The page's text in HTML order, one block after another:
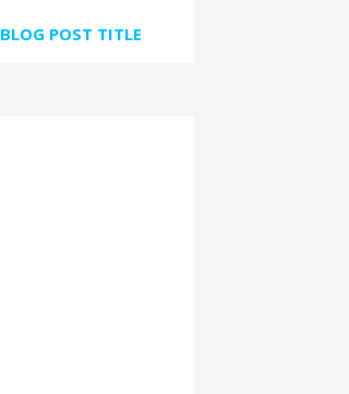
BLOG POST TITLE